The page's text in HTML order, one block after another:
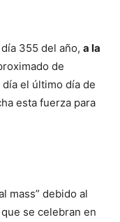
355 del año, a la
de
el último día de
esta fuerza para
mass” debido al
se celebran en